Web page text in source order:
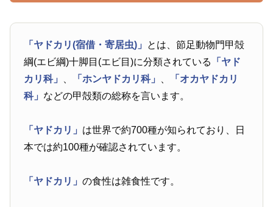
「ヤドカリ(宿借・寄居虫)」 とは、節足動物門甲殻
綱(エビ綱)十脚目(エビ目)に分類されている
「ヤド
カリ科」
「ホンヤドカリ科」
「オカヤドカリ
科」 などの甲殻類の総称を言います。
「ヤドカリ」 は世界で約700種が知られており、日
本では約100種が確認されています。
「ヤドカリ」の食性は雑食性です。